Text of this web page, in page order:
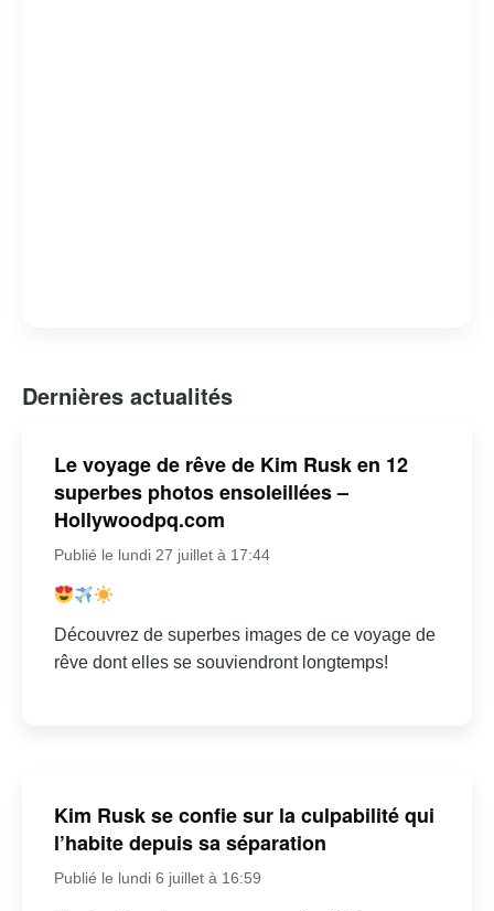
Dernières actualités
Le voyage de rêve de Kim Rusk en 12
superbes photos ensoleillées –
Hollywoodpq.com
Publié le lundi 27 juillet à 17:44
Découvrez de superbes images de ce voyage de
rêve dont elles se souviendront longtemps!
Kim Rusk se confie sur la culpabilité qui
l’habite depuis sa séparation
Publié le lundi 6 juillet à 16:59